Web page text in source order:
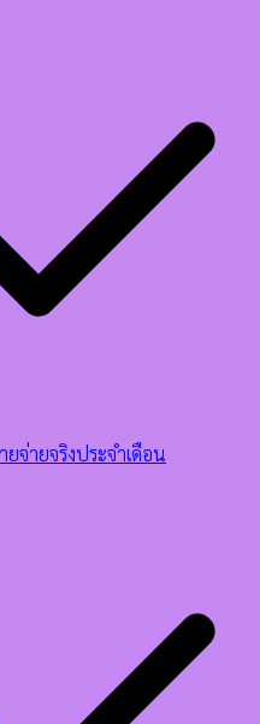
ยจ่ายจริงประจำเดือน